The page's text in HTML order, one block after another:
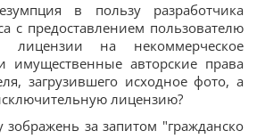
в пользу разработчика
с предоставлением пользователю
лицензии на некоммерческое
имущественные авторские права
загрузившего исходное фото, а
лицензию?